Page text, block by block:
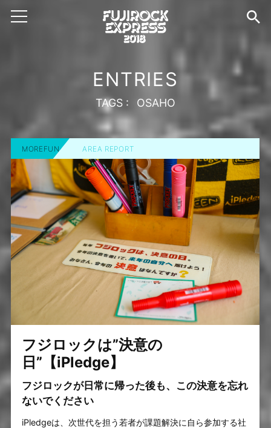
ENTRIES
TAGS : OSAHO
MOREFUN AREA REPORT
フジロックは”決意の
日”【iPledge】
フジロックが日常に帰った後も、この決意を忘れ
ないでください
iPledgeは、次世代を担う若者が課題解決に自ら参加する社